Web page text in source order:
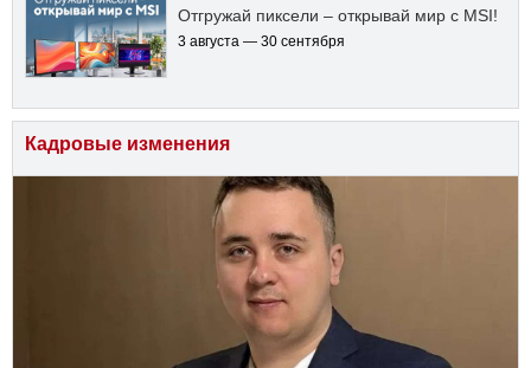
Отгружай пиксели – открывай мир с MSI!
3 августа — 30 сентября
Кадровые изменения